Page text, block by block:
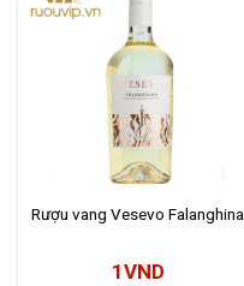
Rượu vang Vesevo Falanghina
1VND